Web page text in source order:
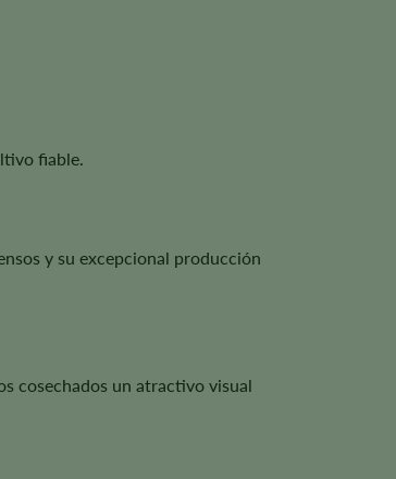
fiable.
y su excepcional producción
cosechados un atractivo visual